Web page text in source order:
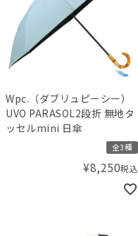
Wpc.（ダブリュピーシー）
UVO PARASOL2段折 無地タ
ッセルmini 日傘
全3種
¥8,250税込